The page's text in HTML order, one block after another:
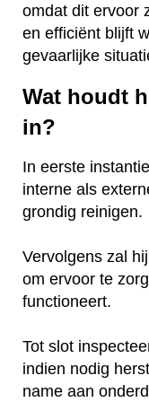
omdat dit ervoor
en efficiënt blijft
gevaarlijke
Wat houdt
in?
In eerste
interne als
grondig reinigen.
Vervolgens zal
om ervoor te
functioneert.
Tot slot
indien nodig
name aan